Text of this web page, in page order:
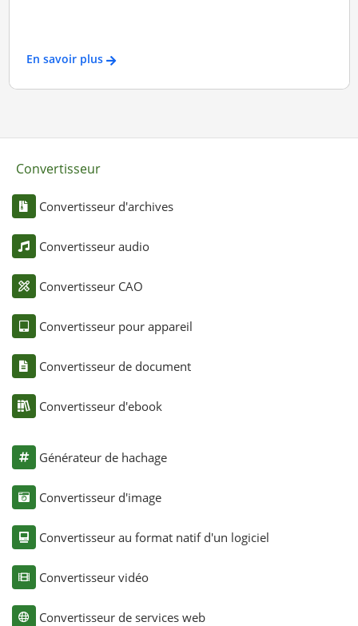
En savoir plus
Convertisseur
Convertisseur d'archives
Convertisseur audio
Convertisseur CAO
Convertisseur pour appareil
Convertisseur de document
Convertisseur d'ebook
Générateur de hachage
Convertisseur d'image
Convertisseur au format natif d'un logiciel
Convertisseur vidéo
Convertisseur de services web